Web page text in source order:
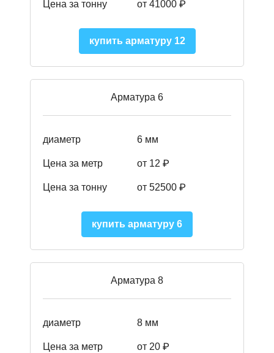
Цена за тонну от 41000 ₽
купить арматуру 12
Арматура 6
диаметр 6 мм
Цена за метр от 12 ₽
Цена за тонну от 52500 ₽
купить арматуру 6
Арматура 8
диаметр 8 мм
Цена за метр от 20 ₽